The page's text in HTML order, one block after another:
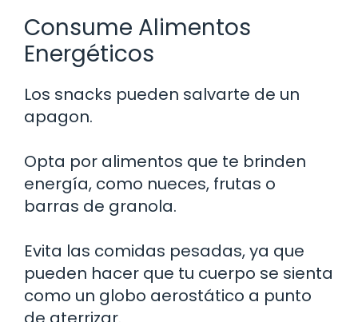
Consume Alimentos
Energéticos
Los snacks pueden salvarte de un
apagon.
Opta por alimentos que te brinden
energía, como nueces, frutas o
barras de granola.
Evita las comidas pesadas, ya que
pueden hacer que tu cuerpo se sienta
como un globo aerostático a punto